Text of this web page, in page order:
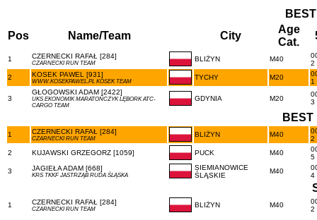
Pos
Name/Team City
Age
Cat.
1 CZERNECKI RAFAŁ [284]
CZARNECKI RUN TEAM
BLIŻYN M40
2
2
KOSEK PAWEL [931]
WWW.KOSEKPAWEL.PL KOSEK TEAM
TYCHY M20
1
3
GŁOGOWSKI ADAM [2422]
UKS EKONOMIK MARATOŃCZYK LĘBORK ATC-
CARGO TEAM
GDYNIA M20
3
BEST
1 CZERNECKI RAFAŁ [284]
CZARNECKI RUN TEAM
BLIŻYN M40
2
2
KUJAWSKI GRZEGORZ [1059] PUCK M40
5
3
JAGIEŁA ADAM [668]
KRS TKKF JASTRZĄB RUDA ŚLĄSKA
SIEMIANOWICE
ŚLĄSKIE
M40
4
1 CZERNECKI RAFAŁ [284]
CZARNECKI RUN TEAM
BLIŻYN M40
2